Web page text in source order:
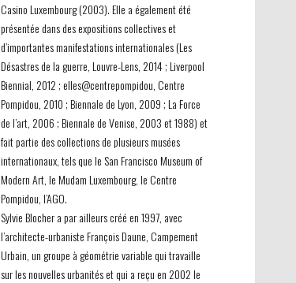
Casino Luxembourg (2003). Elle a également été
présentée dans des expositions collectives et
d’importantes manifestations internationales (Les
Désastres de la guerre, Louvre-Lens, 2014 ; Liverpool
Biennial, 2012 ; elles@centrepompidou, Centre
Pompidou, 2010 ; Biennale de Lyon, 2009 ; La Force
de l’art, 2006 ; Biennale de Venise, 2003 et 1988) et
fait partie des collections de plusieurs musées
internationaux, tels que le San Francisco Museum of
Modern Art, le Mudam Luxembourg, le Centre
Pompidou, l’AGO.
Sylvie Blocher a par ailleurs créé en 1997, avec
l’architecte-urbaniste François Daune, Campement
Urbain, un groupe à géométrie variable qui travaille
sur les nouvelles urbanités et qui a reçu en 2002 le